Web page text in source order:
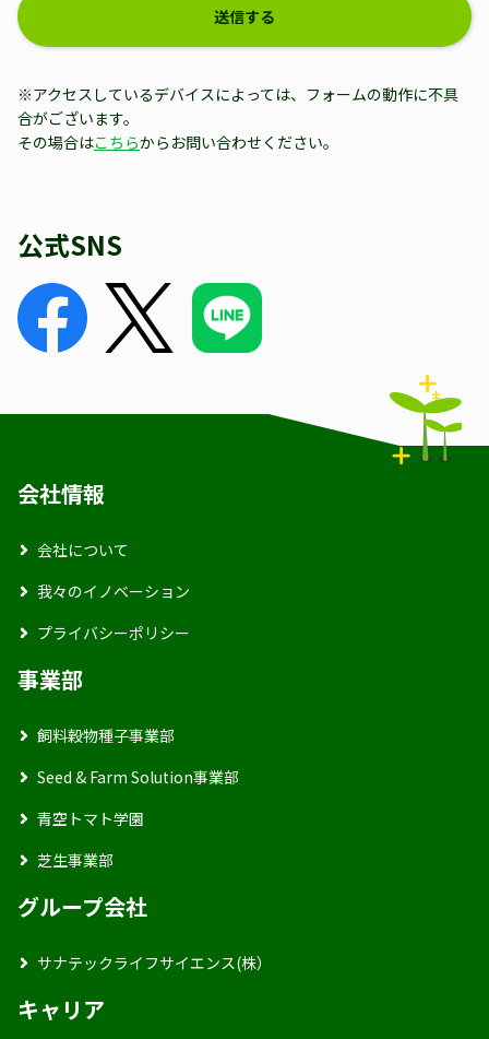
※アクセスしているデバイスによっては、フォームの動作に不具
合がございます。
その場合はこちらからお問い合わせください。
公式SNS
会社情報
会社について
我々のイノベーション
プライバシーポリシー
事業部
飼料穀物種子事業部
Seed & Farm Solution事業部
青空トマト学園
芝生事業部
グループ会社
サナテックライフサイエンス(株）
キャリア